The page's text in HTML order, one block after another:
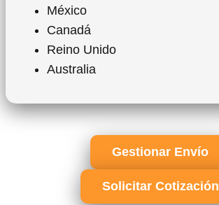
México
Canadá
Reino Unido
Australia
Gestionar Envío
Solicitar Cotización